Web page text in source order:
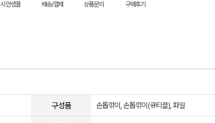
시안샘플 배송/결제 상품문의 구매후기
구성품 손톱깎이, 손톱깎이(큐티클), 파일